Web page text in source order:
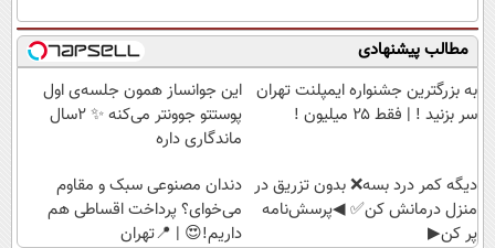
مطالب پیشنهادی
به بزرگترین جشنواره ایمپلنت تهران
سر بزنید ! | فقط ۲۵ میلیون !
این جوانساز همون جلسه‌ی اول
پوستتو جوونتر می‌کنه ✨ 2سال
ماندگاری داره
دیگه کمر درد بسه❌ بدون تزریق در
منزل درمانش کن✅ ◀پرسش‌نامه
پر کن▶
دندان مصنوعی سبک و مقاوم
می‌خوای؟ پرداخت اقساطی هم
داریم!😍 | 📍تهران